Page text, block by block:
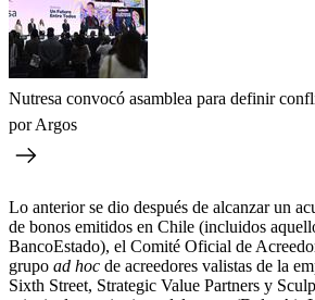
Nutresa convocó asamblea para definir
por Argos
Lo anterior se dio después de alcanzar un
de bonos emitidos en Chile (incluidos
BancoEstado), el Comité Oficial de
grupo ad hoc de acreedores valistas de la
Sixth Street, Strategic Value Partners y